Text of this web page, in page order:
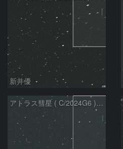
新井優
アトラス彗星 ( C/2024G6 )：2026/07/09